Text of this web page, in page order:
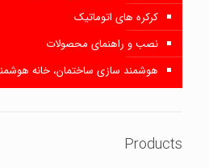
کرکره های اتوماتیک
نصب و راهنمای محصولات
هوشمند سازی ساختمان، خانه
Products